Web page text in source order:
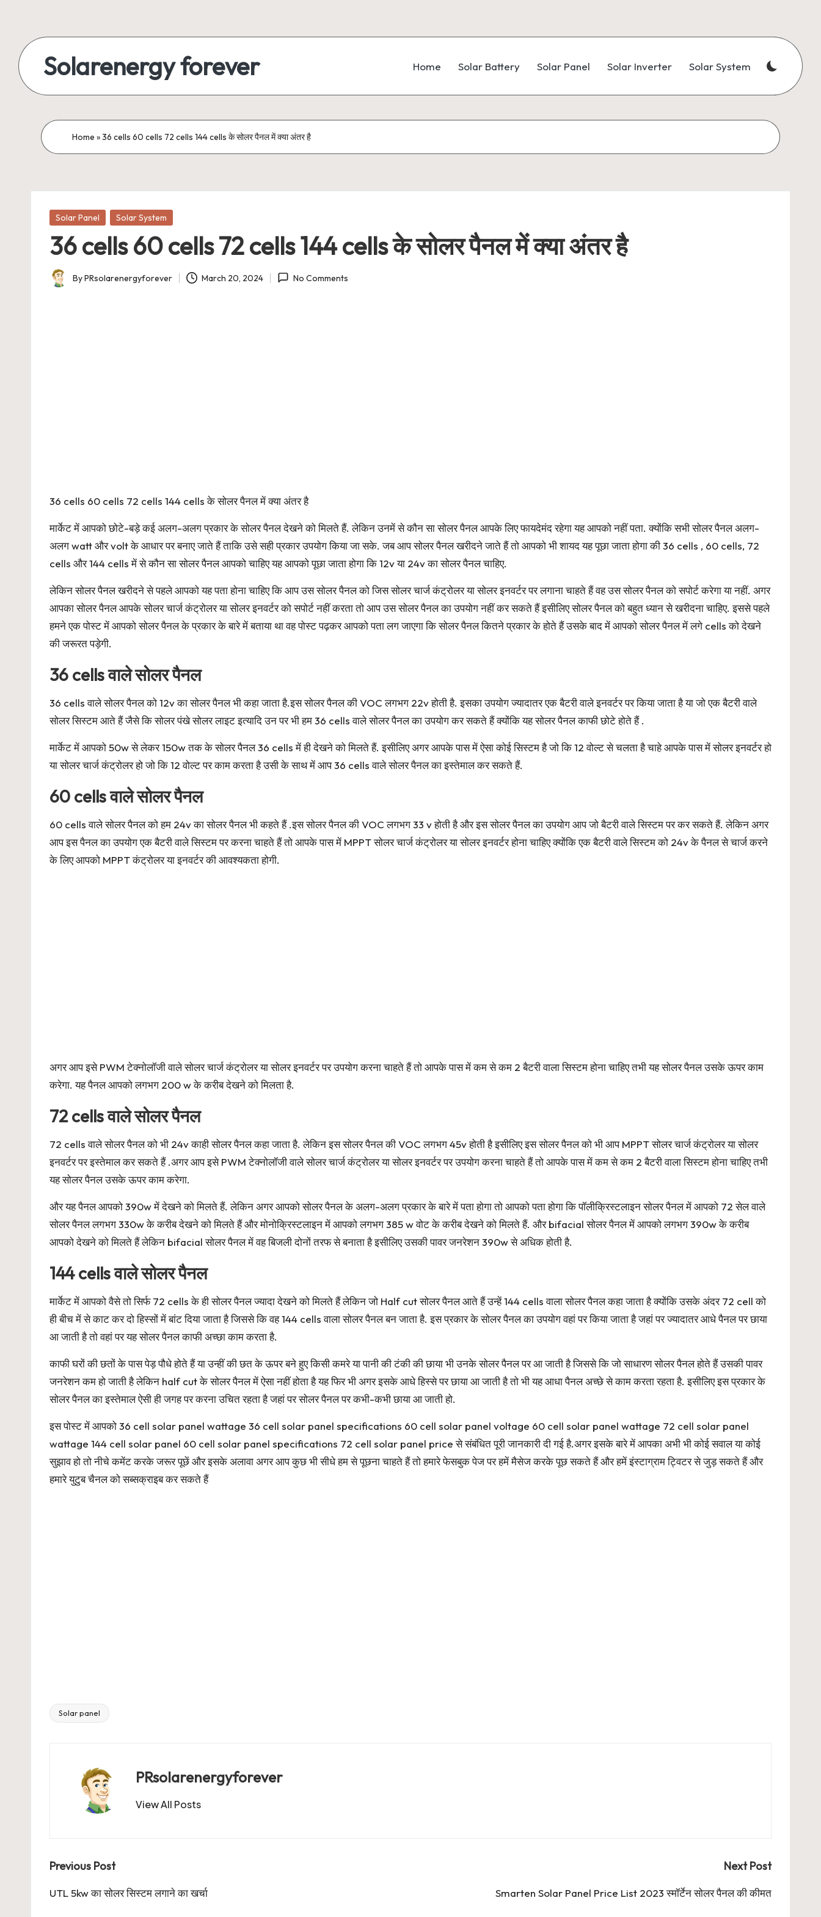
content
Solarenergy forever
बिजली
Home Solar Battery Solar Panel Solar Inverter Solar System
Home »36 cells 60 cells 72 cells 144 cells के सोलर पैनल में क्या अंतर है
Posted
Solar Panel Solar System
36 cells 60 cells 72 cells 144 cells के सोलर पैनल में क्या अंतर है
Posted
ByPRsolarenergyforever March 20, 2024 No Comments
36 cells 60 cells 72 cells 144 cells के सोलर पैनल में क्या अंतर है
मार्केट में आपको छोटे-बड़े कई अलग-अलग प्रकार के सोलर पैनल देखने को मिलते हैं. लेकिन उनमें से कौन सा सोलर पैनल आपके लिए फायदेमंद रहेगा यह आपको नहीं पता. क्योंकि सभी सोलर पैनल अलग-
अलग watt और volt के आधार पर बनाए जाते हैं ताकि उसे सही प्रकार उपयोग किया जा सके. जब आप सोलर पैनल खरीदने जाते हैं तो आपको भी शायद यह पूछा जाता होगा की 36 cells , 60 cells, 72
cells और 144 cells में से कौन सा सोलर पैनल आपको चाहिए यह आपको पूछा जाता होगा कि 12v या 24v का सोलर पैनल चाहिए.
लेकिन सोलर पैनल खरीदने से पहले आपको यह पता होना चाहिए कि आप उस सोलर पैनल को जिस सोलर चार्ज कंट्रोलर या सोलर इनवर्टर पर लगाना चाहते हैं वह उस सोलर पैनल को सपोर्ट करेगा या नहीं. अगर
आपका सोलर पैनल आपके सोलर चार्ज कंट्रोलर या सोलर इनवर्टर को सपोर्ट नहीं करता तो आप उस सोलर पैनल का उपयोग नहीं कर सकते हैं इसीलिए सोलर पैनल को बहुत ध्यान से खरीदना चाहिए. इससे पहले
हमने एक पोस्ट में आपको सोलर पैनल के प्रकार के बारे में बताया था वह पोस्ट पढ़कर आपको पता लग जाएगा कि सोलर पैनल कितने प्रकार के होते हैं उसके बाद में आपको सोलर पैनल में लगे cells को देखने
की जरूरत पड़ेगी.
36 cells वाले सोलर पैनल
36 cells वाले सोलर पैनल को 12v का सोलर पैनल भी कहा जाता है.इस सोलर पैनल की VOC लगभग 22v होती है. इसका उपयोग ज्यादातर एक बैटरी वाले इनवर्टर पर किया जाता है या जो एक बैटरी वाले
सोलर सिस्टम आते हैं जैसे कि सोलर पंखे सोलर लाइट इत्यादि उन पर भी हम 36 cells वाले सोलर पैनल का उपयोग कर सकते हैं क्योंकि यह सोलर पैनल काफी छोटे होते हैं .
मार्केट में आपको 50w से लेकर 150w तक के सोलर पैनल 36 cells में ही देखने को मिलते हैं. इसीलिए अगर आपके पास में ऐसा कोई सिस्टम है जो कि 12 वोल्ट से चलता है चाहे आपके पास में सोलर इनवर्टर हो
या सोलर चार्ज कंट्रोलर हो जो कि 12 वोल्ट पर काम करता है उसी के साथ में आप 36 cells वाले सोलर पैनल का इस्तेमाल कर सकते हैं.
60 cells वाले सोलर पैनल
60 cells वाले सोलर पैनल को हम 24v का सोलर पैनल भी कहते हैं .इस सोलर पैनल की VOC लगभग 33 v होती है और इस सोलर पैनल का उपयोग आप जो बैटरी वाले सिस्टम पर कर सकते हैं. लेकिन अगर
आप इस पैनल का उपयोग एक बैटरी वाले सिस्टम पर करना चाहते हैं तो आपके पास में MPPT सोलर चार्ज कंट्रोलर या सोलर इनवर्टर होना चाहिए क्योंकि एक बैटरी वाले सिस्टम को 24v के पैनल से चार्ज करने
के लिए आपको MPPT कंट्रोलर या इनवर्टर की आवश्यकता होगी.
अगर आप इसे PWM टेक्नोलॉजी वाले सोलर चार्ज कंट्रोलर या सोलर इनवर्टर पर उपयोग करना चाहते हैं तो आपके पास में कम से कम 2 बैटरी वाला सिस्टम होना चाहिए तभी यह सोलर पैनल उसके ऊपर काम
करेगा. यह पैनल आपको लगभग 200 w के करीब देखने को मिलता है.
72 cells वाले सोलर पैनल
72 cells वाले सोलर पैनल को भी 24v काही सोलर पैनल कहा जाता है. लेकिन इस सोलर पैनल की VOC लगभग 45v होती है इसीलिए इस सोलर पैनल को भी आप MPPT सोलर चार्ज कंट्रोलर या सोलर
इनवर्टर पर इस्तेमाल कर सकते हैं .अगर आप इसे PWM टेक्नोलॉजी वाले सोलर चार्ज कंट्रोलर या सोलर इनवर्टर पर उपयोग करना चाहते हैं तो आपके पास में कम से कम 2 बैटरी वाला सिस्टम होना चाहिए तभी
यह सोलर पैनल उसके ऊपर काम करेगा.
और यह पैनल आपको 390w में देखने को मिलते हैं. लेकिन अगर आपको सोलर पैनल के अलग-अलग प्रकार के बारे में पता होगा तो आपको पता होगा कि पॉलीक्रिस्टलाइन सोलर पैनल में आपको 72 सेल वाले
सोलर पैनल लगभग 330w के करीब देखने को मिलते हैं और मोनोक्रिस्टलाइन में आपको लगभग 385 w वोट के करीब देखने को मिलते हैं. और bifacial सोलर पैनल में आपको लगभग 390w के करीब
आपको देखने को मिलते हैं लेकिन bifacial सोलर पैनल में वह बिजली दोनों तरफ से बनाता है इसीलिए उसकी पावर जनरेशन 390w से अधिक होती है.
144 cells वाले सोलर पैनल
मार्केट में आपको वैसे तो सिर्फ 72 cells के ही सोलर पैनल ज्यादा देखने को मिलते हैं लेकिन जो Half cut सोलर पैनल आते हैं उन्हें 144 cells वाला सोलर पैनल कहा जाता है क्योंकि उसके अंदर 72 cell को
ही बीच में से काट कर दो हिस्सों में बांट दिया जाता है जिससे कि वह 144 cells वाला सोलर पैनल बन जाता है. इस प्रकार के सोलर पैनल का उपयोग वहां पर किया जाता है जहां पर ज्यादातर आधे पैनल पर छाया
आ जाती है तो वहां पर यह सोलर पैनल काफी अच्छा काम करता है.
काफी घरों की छतों के पास पेड़ पौधे होते हैं या उन्हीं की छत के ऊपर बने हुए किसी कमरे या पानी की टंकी की छाया भी उनके सोलर पैनल पर आ जाती है जिससे कि जो साधारण सोलर पैनल होते हैं उसकी पावर
जनरेशन कम हो जाती है लेकिन half cut के सोलर पैनल में ऐसा नहीं होता है यह फिर भी अगर इसके आधे हिस्से पर छाया आ जाती है तो भी यह आधा पैनल अच्छे से काम करता रहता है. इसीलिए इस प्रकार के
सोलर पैनल का इस्तेमाल ऐसी ही जगह पर करना उचित रहता है जहां पर सोलर पैनल पर कभी-कभी छाया आ जाती हो.
इस पोस्ट में आपको 36 cell solar panel wattage 36 cell solar panel specifications 60 cell solar panel voltage 60 cell solar panel wattage 72 cell solar panel
wattage 144 cell solar panel 60 cell solar panel specifications 72 cell solar panel price से संबंधित पूरी जानकारी दी गई है.अगर इसके बारे में आपका अभी भी कोई सवाल या कोई
सुझाव हो तो नीचे कमेंट करके जरूर पूछें और इसके अलावा अगर आप कुछ भी सीधे हम से पूछना चाहते हैं तो हमारे फेसबुक पेज पर हमें मैसेज करके पूछ सकते हैं और हमें इंस्टाग्राम ट्विटर से जुड़ सकते हैं और
हमारे युटुब चैनल को सब्सक्राइब कर सकते हैं
Tags:
Solar panel
PRsolarenergyforever
View All Posts
Post
navigation
Previous Post
UTL 5kw का सोलर सिस्टम लगाने का खर्चा
Next Post
Smarten Solar Panel Price List 2023 स्मॉर्टेन सोलर पैनल की कीमत